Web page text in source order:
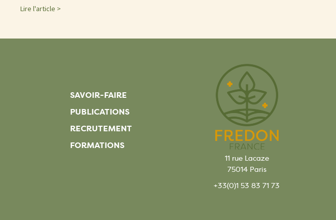
Lire l'article >
SAVOIR-FAIRE
PUBLICATIONS
RECRUTEMENT
FORMATIONS
11 rue Lacaze
75014 Paris
+33(0)1 53 83 71 73